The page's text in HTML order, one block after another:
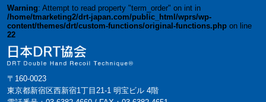
Warning: Attempt to read property "term_order" on int in
/home/tmarketing2/drt-japan.com/public_html/wprs/wp-
content/themes/drt/custom-functions/original-functions.phpon line
22
〒160-0023
東京都新宿区西新宿1丁目21-1 明宝ビル 4階